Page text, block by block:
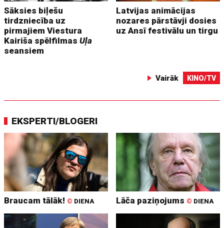
Sāksies biļešu
tirdzniecība uz
pirmajiem Viestura
Kairiša spēlfilmasUļa
seansiem
Latvijas animācijas
nozares pārstāvji dosies
uz Ansī festivālu un tirgu
Vairāk KINO/TV
EKSPERTI/BLOGERI
Braucam tālāk! © DIENA Lāča paziņojums © DIENA